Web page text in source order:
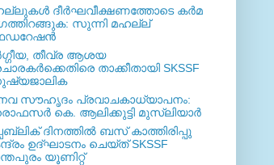
ദീര്‍ഘവീക്ഷണത്തോടെ കര്‍മ
സുന്നി മഹല്ല്
തീവ്ര ആശയ
താക്കീതായി SKSSF
സൗഹൃദം പ്രവാചകാധ്യാപനം:
കെ. ആലിക്കുട്ടി മുസ്ലിയാർ
ദിനത്തില്‍ ബസ് കാത്തിരിപ്പു
ഉദ്ഘാടനം ചെയ്ത്‌ SKSSF
യൂണിറ്റ്